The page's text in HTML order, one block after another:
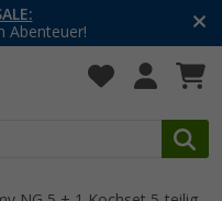
auf Kleidung und Schuhe
dem Aktionscode
20SSV